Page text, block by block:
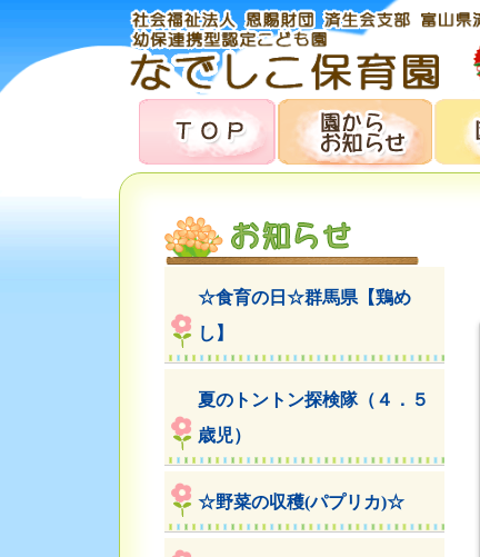
☆食育の日☆群馬県【鶏め
し】
夏のトントン探検隊（４．５
歳児）
☆野菜の収穫(パプリカ)☆